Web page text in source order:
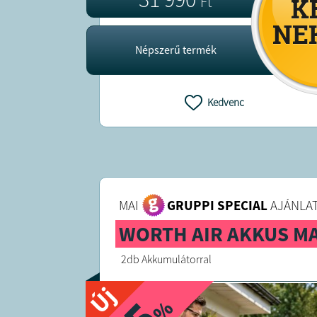
Népszerű termék
Kedvenc
MAI GRUPPI SPECIAL
WORTH AIR AKKUS
2db Akkumulátorral
Új